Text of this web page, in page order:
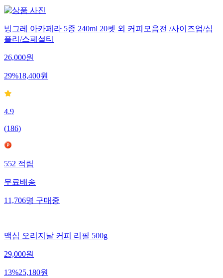
빙그레 아카페라 5종 240ml 20펫 외 커피모음전 /사이즈업/심
플리/스페셜티
26,000원
29%18,400원
4.9
(186)
552적립
무료배송
11,706명구매중
맥심 오리지날 커피 리필 500g
29,000원
13%25,180원